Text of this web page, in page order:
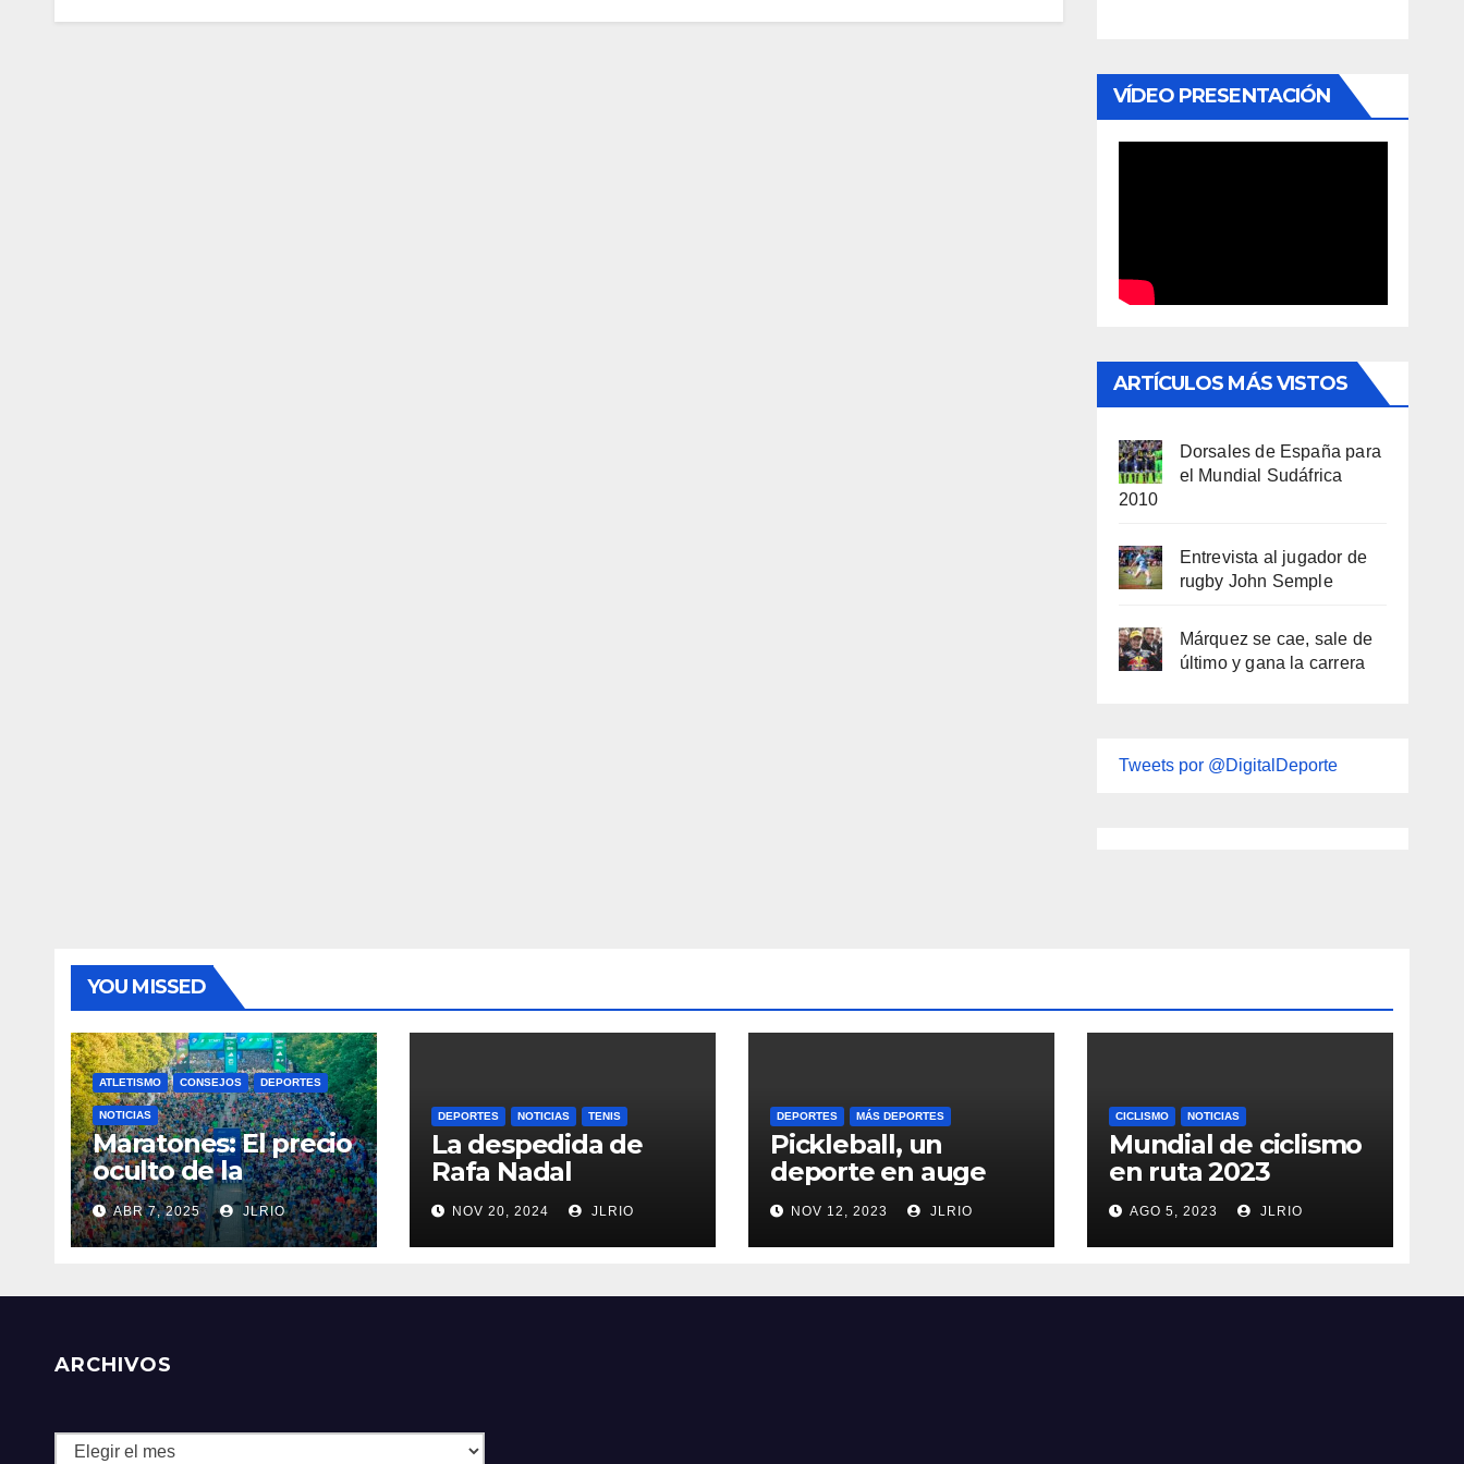
VÍDEO PRESENTACIÓN
ARTÍCULOS MÁS VISTOS
Dorsales de España para
el Mundial Sudáfrica
2010
Entrevista al jugador de
rugby John Semple
Márquez se cae, sale de
último y gana la carrera
Tweets por @DigitalDeporte
YOU MISSED
ATLETISMO CONSEJOS DEPORTES
NOTICIAS
Maratones: El precio
oculto de la
resistencia
ABR 7, 2025 JLRIO
DEPORTES NOTICIAS TENIS
La despedida de
Rafa Nadal
NOV 20, 2024 JLRIO
DEPORTES MÁS DEPORTES
Pickleball, un
deporte en auge
NOV 12, 2023 JLRIO
CICLISMO NOTICIAS
Mundial de ciclismo
en ruta 2023
AGO 5, 2023 JLRIO
ARCHIVOS
Archivos